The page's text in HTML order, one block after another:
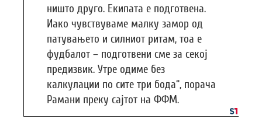
ништо друго. Екипата е подготвена.
Иако чувствуваме малку замор од
патувањето и силниот ритам, тоа е
фудбалот – подготвени сме за секој
предизвик. Утре одиме без
калкулации по сите три бода“, порача
Рамани преку сајтот на ФФМ.